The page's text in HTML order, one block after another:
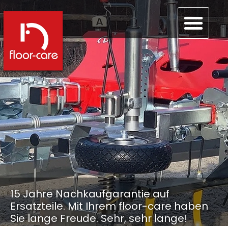
15 Jahre Nachkaufgarantie auf
Ersatzteile. Mit Ihrem floor-care haben
Sie lange Freude. Sehr, sehr lange!